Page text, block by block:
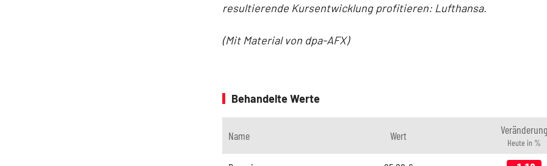
resultierende Kursentwicklung profitieren: Lufthansa.
(Mit Material von dpa-AFX)
Behandelte Werte
Name Wert Veränderung
Heute in %